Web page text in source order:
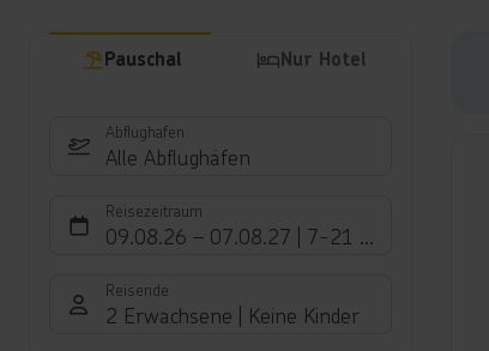
Pauschal Nur Hotel
Abflughafen
Alle Abflughäfen
Reisezeitraum
09.08.26 – 07.08.27 7-21 Nächte
Reisende
2 Erwachsene Keine Kinder